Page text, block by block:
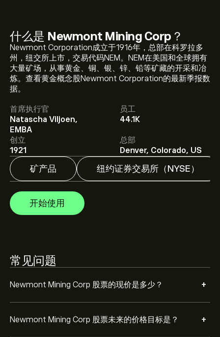
什么是 Newmont Mining Corp ？
Newmont Corporation成立于1916年，总部在科罗拉多
州，纽交所上市，交易代码NEM。NEM在美国和全球拥有
大量矿场，从事黄金、铜、银、锌、铅等矿藏的开采和冶
炼。查看黄金概念股Newmont Corporation的最新季报数
据。
首席执行官
Natascha Viljoen,
EMBA
员工
44.1K
创立
1921
总部
Denver, Colorado, US
矿产品 纽约证券交易所（NYSE）
开始使用
常见问题
Newmont Mining Corp 股票的现价是多少？ +
NEM 现价为‎$‎103.50。
Newmont Mining Corp 股票未来的价格目标是？ +
Newmont Mining Corp 的平均价格目标为‎$‎103.50。
eToro 以取得详细的分析师预测及价格目标。
分析师根据市场趋势、财务报告和预期增长对Newmont
Mining Corp的预测。查看最新预测，了解未来价格走势。
Newmont Mining Corp 市值为 ‎$‎109.89B 美元
根据 11 位分析师在过去三个月对 NEM 的建议，总体共识